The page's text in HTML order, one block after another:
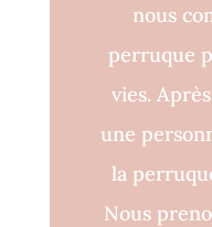
nous
perruque
vies.
une
la
Nous